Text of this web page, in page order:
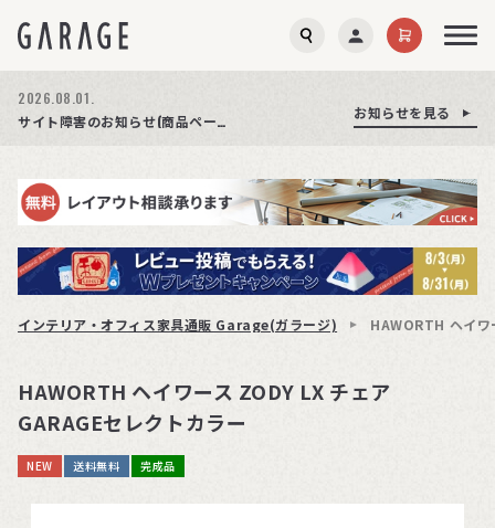
2026.08.03.
お知らせを見る
商品ページ障害復旧のお知らせ お知らせを見る
2026.08.01.
サイト障害のお知らせ(商品ページが正常に表示されない事象発生)
お知らせを見る
インテリア・オフィス家具通販 Garage(ガラージ) HAWORTH ヘイワ
HAWORTH ヘイワース ZODY LX チェア
GARAGEセレクトカラー
NEW 送料無料 完成品